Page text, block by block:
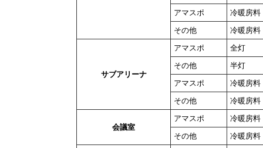
アマスポ
冷暖房料
その他
冷暖房料
サブアリーナ
アマスポ
全灯
その他
半灯
アマスポ
冷暖房料
その他
冷暖房料
会議室
アマスポ
冷暖房料
その他
冷暖房料